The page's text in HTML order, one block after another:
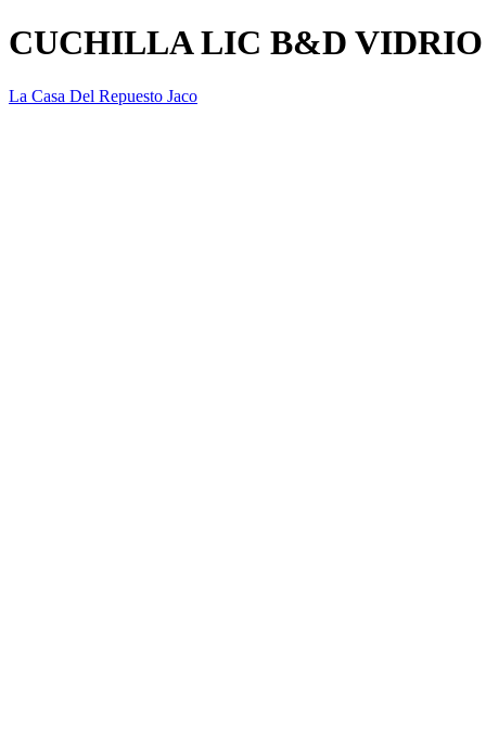
CUCHILLA LIC B&D VIDRIO
La Casa Del Repuesto Jaco